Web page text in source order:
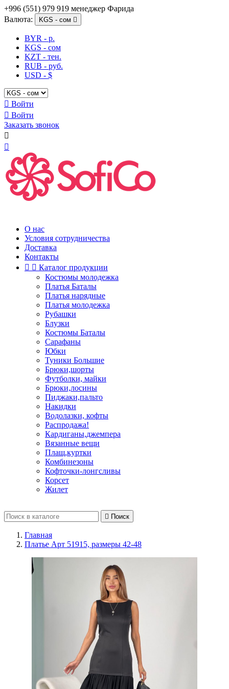
+996 (551) 979 919 менеджер Фарида
Валюта:
KGS - сом 
BYR - р.
KGS - сом
KZT - тен.
RUB - руб.
USD - $
 Войти
 Войти
Заказать звонок


О нас
Условия сотрудничества
Доставка
Контакты
  Каталог продукции
Костюмы молодежка
Платья Баталы
Платья нарядные
Платья молодежка
Рубашки
Блузки
Костюмы Баталы
Сарафаны
Юбки
Туники Большие
Брюки,шорты
Футболки, майки
Брюки,лосины
Пиджаки,пальто
Накидки
Водолазки, кофты
Распродажа!
Кардиганы,джемпера
Вязанные вещи
Плащ,куртки
Комбинезоны
Кофточки-лонгсливы
Корсет
Жилет
 Поиск
Главная
Платье Арт 51915, размеры 42-48